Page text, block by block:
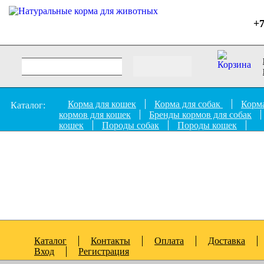
Каталог: Корма для кошек Корма для собак
кормов для кошек
Бренды кормов для собак
кошек
Породы собак Породы кошек
Каталог Контакты Оплата
Доставка
Вход
Регистрация